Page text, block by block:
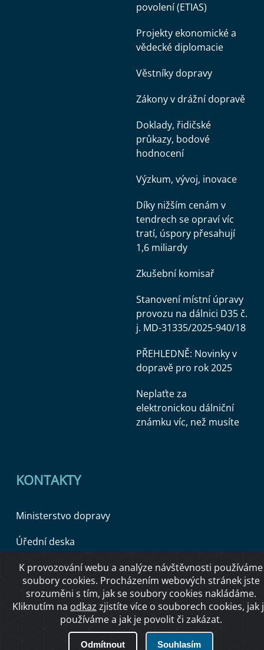
povolení (ETIAS)
Projekty ekonomické a
vědecké diplomacie
Věstníky dopravy
Zákony v drážní dopravě
Doklady, řidičské
průkazy, bodové
hodnocení
Výzkum, vývoj, inovace
Díky nižším cenám v
tendrech se opraví víc
tratí, úspory přesahují
1,6 miliardy
Zkušební komisař
Stanovení místní úpravy
provozu na dálnici D35 č.
j. MD-31335/2025-940/18
PŘEHLEDNĚ: Novinky v
dopravě pro rok 2025
Neplaťte za
elektronickou dálniční
známku víc, než musíte
KONTAKTY
Ministerstvo dopravy
Úřední deska
Copyright © 2026 Ministerstvo dopravy ČR
O přístupnosti
K provozování webu a analýze návštěvnosti používáme
soubory cookies. Procházením webových stránek jste
srozuměni s tím, jak se soubory cookies nakládáme.
Kliknutím na odkaz zjistíte více o souborech cookies, jak
používáme a jak je povolit či zakázat.
Odmítnout Souhlasím